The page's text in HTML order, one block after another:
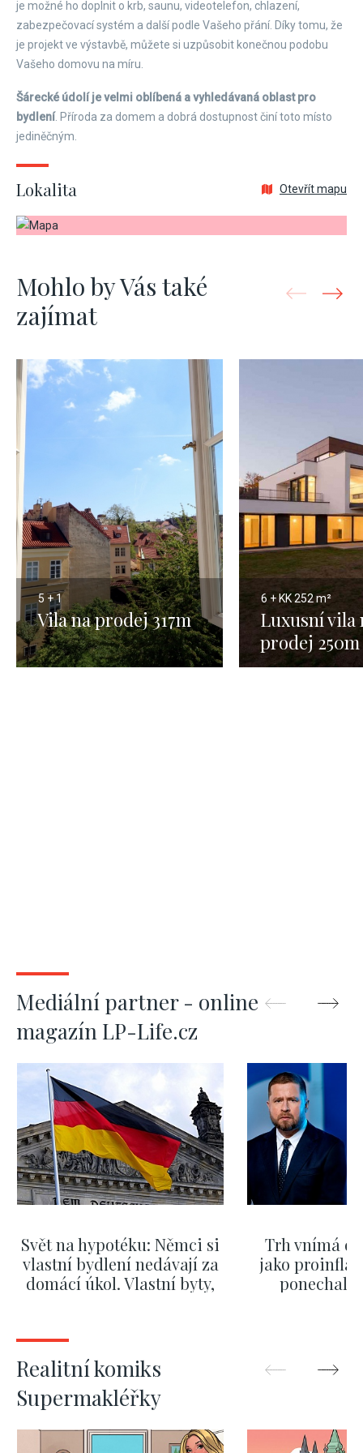
je možné ho doplnit o krb, saunu, videotelefon, chlazení,
zabezpečovací systém a další podle Vašeho přání. Díky tomu, že
je projekt ve výstavbě, můžete si uzpůsobit konečnou podobu
Vašeho domovu na míru.
Šárecké údolí je velmi oblíbená a vyhledávaná oblast pro
bydlení. Příroda za domem a dobrá dostupnost činí toto místo
jediněčným.
Lokalita Otevřít mapu
Mohlo by Vás také
zajímat
5 + 1
Vila na prodej 317m
6 + KK252 m²
Luxusní vila
prodej 250m
Mediální partner - online
magazín LP-Life.cz
Svět na hypotéku: Němci si
vlastní bydlení nedávají za
domácí úkol. Vlastní byty,
Trh vnímá
jako
ponechali
Realitní komiks
Supermakléřky